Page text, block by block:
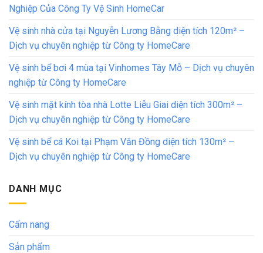
Nghiệp Của Công Ty Vệ Sinh HomeCar
Vệ sinh nhà cửa tại Nguyễn Lương Bằng diện tích 120m² –
Dịch vụ chuyên nghiệp từ Công ty HomeCare
Vệ sinh bể bơi 4 mùa tại Vinhomes Tây Mỗ – Dịch vụ chuyên
nghiệp từ Công ty HomeCare
Vệ sinh mặt kính tòa nhà Lotte Liễu Giai diện tích 300m² –
Dịch vụ chuyên nghiệp từ Công ty HomeCare
Vệ sinh bể cá Koi tại Phạm Văn Đồng diện tích 130m² –
Dịch vụ chuyên nghiệp từ Công ty HomeCare
DANH MỤC
Cẩm nang
Sản phẩm